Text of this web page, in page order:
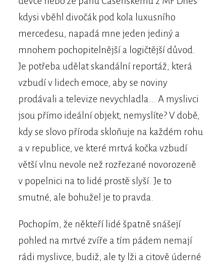
kdysi vběhl divočák pod kola luxusního
mercedesu, napadá mne jeden jediný a
mnohem pochopitelnější a logičtější důvod.
Je potřeba udělat skandální reportáž, která
vzbudí v lidech emoce, aby se noviny
prodávali a televize nevychladla... A myslivci
jsou přímo ideální objekt, nemyslíte? V době,
kdy se slovo příroda skloňuje na každém rohu
a v republice, ve které mrtvá kočka vzbudí
větší vlnu nevole než rozřezané novorozeně
v popelnici na to lidé prostě slyší. Je to
smutné, ale bohužel je to pravda.
Pochopím, že někteří lidé špatně snášejí
pohled na mrtvé zvíře a tím pádem nemají
rádi myslivce, budiž, ale ty lži a citově úderné